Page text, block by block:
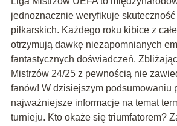
jednoznacznie weryfikuje
piłkarskich. Każdego roku kibice z
otrzymują dawkę niezapomnianych
fantastycznych doświadczeń.
Mistrzów 24/25 z pewnością nie
fanów! W dzisiejszym podsumowaniu
najważniejsze informacje na temat
turnieju. Kto okaże się triumfatorem?